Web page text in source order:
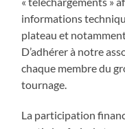
informations
plateau et
D’adhérer à notre
chaque membre du
tournage.
La participation